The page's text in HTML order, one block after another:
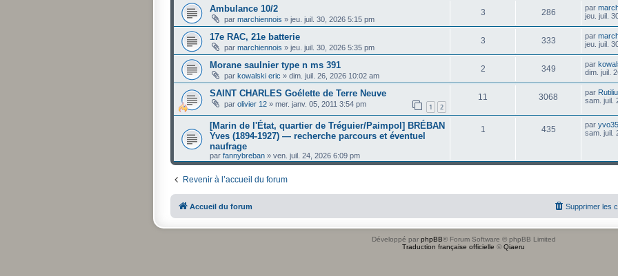
Ambulance 10/2
par marchiennois » jeu. juil. 30, 2026 5:15 pm
3 286 par
jeu. juil.
17e RAC, 21e batterie
par marchiennois » jeu. juil. 30, 2026 5:35 pm
3 333 par
jeu. juil.
Morane saulnier type n ms 391
par kowalski eric » dim. juil. 26, 2026 10:02 am
2 349 par
dim. juil.
SAINT CHARLES Goélette de Terre Neuve
par olivier 12 » mer. janv. 05, 2011 3:54 pm 1 2
11 3068 par
sam. juil.
[Marin de l'État, quartier de Tréguier/Paimpol] BRÉBAN
Yves (1894-1927) — recherche parcours et éventuel
naufrage
par fannybreban » ven. juil. 24, 2026 6:09 pm
1 435 par yvo35
sam. juil.
Revenir à l’accueil du forum
Accueil du forum Supprimer les
Développé par phpBB® Forum Software © phpBB Limited
Traduction française officielle © Qiaeru